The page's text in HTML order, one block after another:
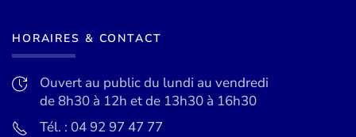
HORAIRES & CONTACT
Ouvert au public du lundi au vendredi
de 8h30 à 12h et de 13h30 à 16h30
Tél. : 04 92 97 47 77